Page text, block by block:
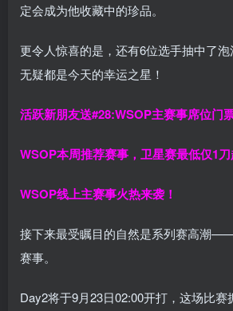
定会成为他收藏中的珍品。
更令人惊喜的是，还有6位选手抽中了
无疑都是今天的幸运之星！
活跃新朋友送#28:WSOP主赛事席位门
WSOP本周推荐赛事，卫星赛最低仅1刀
WSOP线上主赛事火热来袭！
接下来最受瞩目的自然是系列赛高潮
赛事。
Day2将于9月23日02:00开打，这场比赛